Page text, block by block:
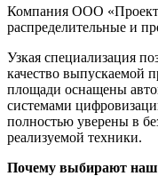
Компания ООО
распределительные и
Узкая специализация
качество выпускаемой
площади оснащены
системами
полностью уверены в
реализуемой техники.
Почему выбирают